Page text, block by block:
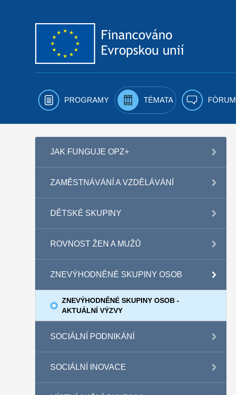
PROGRAMY TÉMATA FÓRUM
JAK FUNGUJE OPZ+
ZAMĚSTNÁVÁNÍ A VZDĚLÁVÁNÍ
DĚTSKÉ SKUPINY
ROVNOST ŽEN A MUŽŮ
ZNEVÝHODNĚNÉ SKUPINY OSOB
ZNEVÝHODNĚNÉ SKUPINY OSOB -
AKTUÁLNÍ VÝZVY
SOCIÁLNÍ PODNIKÁNÍ
SOCIÁLNÍ INOVACE